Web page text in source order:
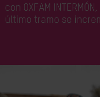
con OXFAM
último tramo se